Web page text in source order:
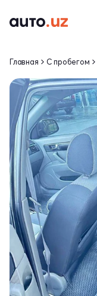
Главная С пробегом